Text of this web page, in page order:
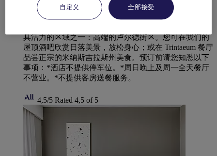
贝洛奥里藏特雅高芮族酒店
具活力的区域之一：高端的卢尔德街区。您可在我们的
屋顶酒吧欣赏日落美景，放松身心；或在 Trintaeum 餐厅
品尝正宗的米纳斯吉拉斯州美食。预订前请您知悉以下
事项：*酒店不提供停车位。*周日晚上及周一全天餐厅
不营业。*不提供客房送餐服务。
4,5/5 Rated 4,5 of 5
自定义 全部接受